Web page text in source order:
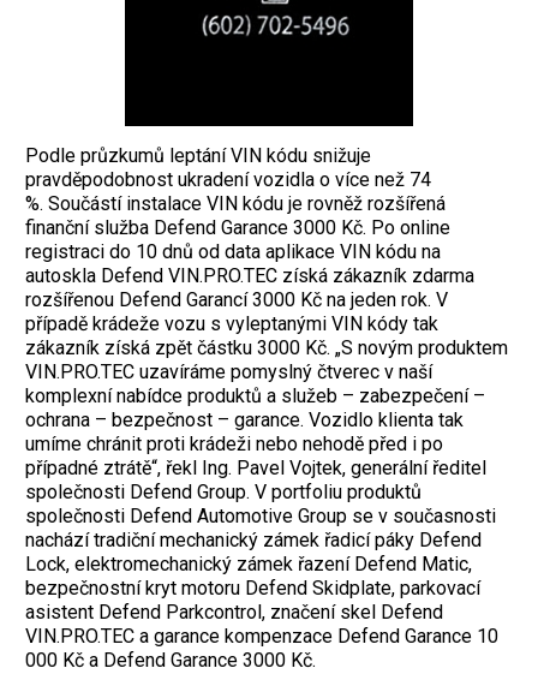
Podle průzkumů leptání VIN kódu snižuje
pravděpodobnost ukradení vozidla o více než 74
%. Součástí instalace VIN kódu je rovněž rozšířená
finanční služba Defend Garance 3000 Kč. Po online
registraci do 10 dnů od data aplikace VIN kódu na
autoskla Defend VIN.PRO.TEC získá zákazník zdarma
rozšířenou Defend Garancí 3000 Kč na jeden rok. V
případě krádeže vozu s vyleptanými VIN kódy tak
zákazník získá zpět částku 3000 Kč. „S novým produktem
VIN.PRO.TEC uzavíráme pomyslný čtverec v naší
komplexní nabídce produktů a služeb – zabezpečení –
ochrana – bezpečnost – garance. Vozidlo klienta tak
umíme chránit proti krádeži nebo nehodě před i po
případné ztrátě“, řekl Ing. Pavel Vojtek, generální ředitel
společnosti Defend Group. V portfoliu produktů
společnosti Defend Automotive Group se v současnosti
nachází tradiční mechanický zámek řadicí páky Defend
Lock, elektromechanický zámek řazení Defend Matic,
bezpečnostní kryt motoru Defend Skidplate, parkovací
asistent Defend Parkcontrol, značení skel Defend
VIN.PRO.TEC a garance kompenzace Defend Garance 10
000 Kč a Defend Garance 3000 Kč.